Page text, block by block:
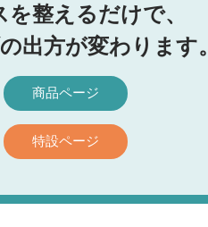
を整えるだけで、
出方が変わります。
商品ページ
特設ページ